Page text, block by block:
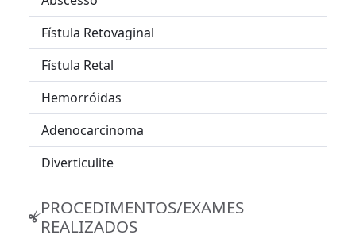
Fístula Retovaginal
Fístula Retal
Hemorróidas
Adenocarcinoma
Diverticulite
PROCEDIMENTOS/EXAMES
REALIZADOS